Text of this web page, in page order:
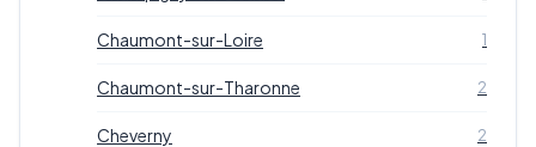
Chaumont-sur-Loire 1
Chaumont-sur-Tharonne 2
Cheverny 2